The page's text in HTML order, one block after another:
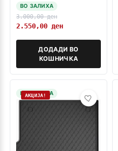
ВО ЗАЛИХА
3.000,00ден
2.550,00 ден
ДОДАДИ ВО
КОШНИЧКА
НА ЗАЛИХА
АКЦИЈА!